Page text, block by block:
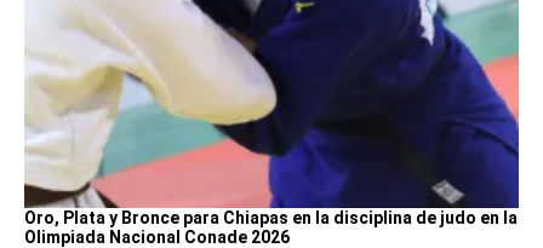
Oro, Plata y Bronce para Chiapas en la disciplina de judo en la
Olimpiada Nacional Conade 2026